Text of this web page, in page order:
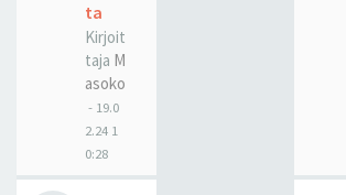
ta
Kirjoit
taja M
asoko
- 19.0
2.24 1
0:28